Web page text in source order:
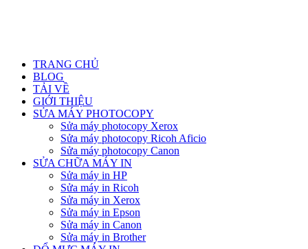
TRANG CHỦ
BLOG
TẢI VỀ
GIỚI THIỆU
SỬA MÁY PHOTOCOPY
Sửa máy photocopy Xerox
Sửa máy photocopy Ricoh Aficio
Sửa máy photocopy Canon
SỬA CHỮA MÁY IN
Sửa máy in HP
Sửa máy in Ricoh
Sửa máy in Xerox
Sửa máy in Epson
Sửa máy in Canon
Sửa máy in Brother